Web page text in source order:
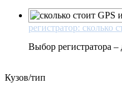
регистратор: сколько
Выбор регистратора –
Кузов/тип